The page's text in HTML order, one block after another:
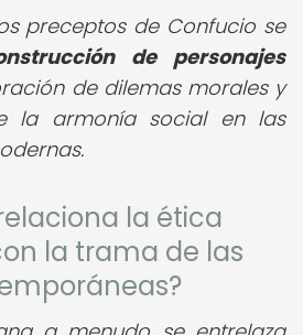
preceptos de Confucio se
de personajes
de dilemas morales y
la armonía social en las
la ética
la trama de las